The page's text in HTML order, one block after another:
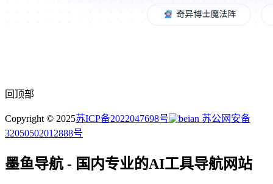
回顶部
Copyright © 2025苏ICP备2022047698号
苏公网安备
32050502012888号
墨鱼导航 - 国内专业的AI工具导航网站